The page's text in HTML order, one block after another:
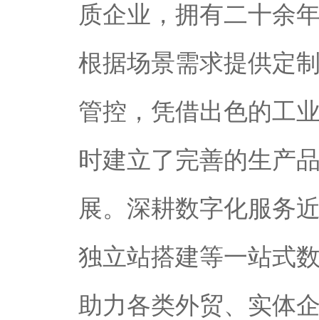
质企业，拥有二十余
根据场景需求提供定
管控，凭借出色的工
时建立了完善的生产
展。深耕数字化服务
独立站搭建等一站式
助力各类外贸、实体